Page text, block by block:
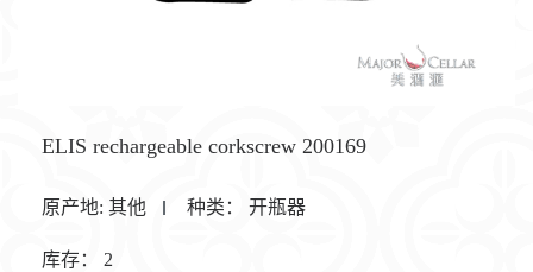
ELIS rechargeable corkscrew 200169
原产地: 其他 种类： 开瓶器
库存： 2